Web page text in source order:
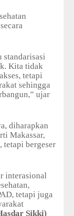
standarisasi
Kita tidak
tetapi
sehingga
ujar
diharapkan
Makassar,
tetapi bergeser
interasional
tetapi juga
Sikki)